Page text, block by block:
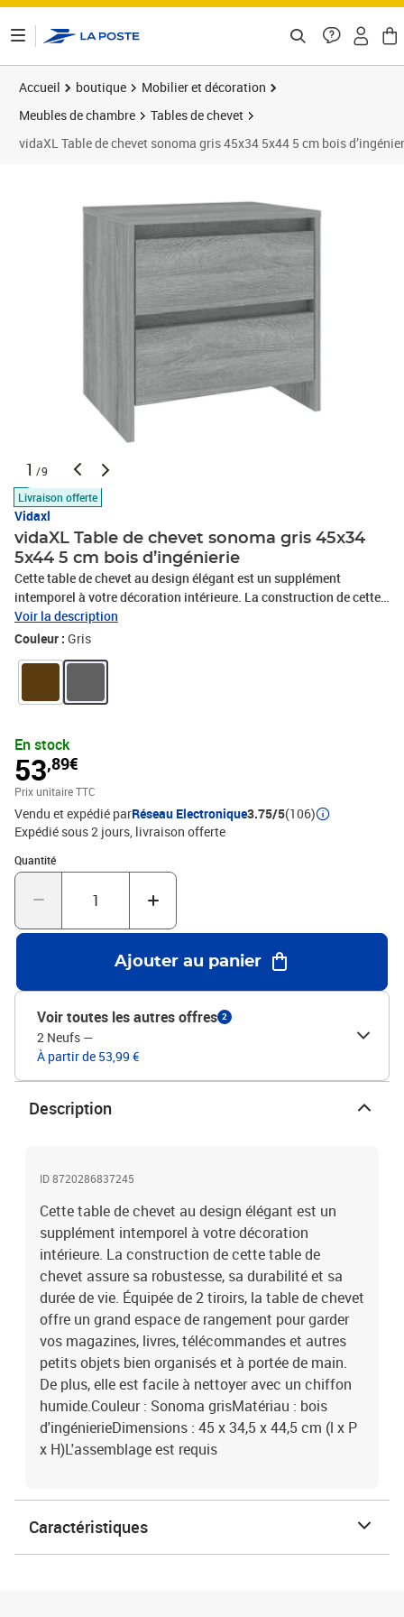
Accueil boutique
Mobilier et décoration
Meubles de chambre
Tables de chevet
vidaXL Table de chevet sonoma gris 45x34 5x44 5 cm bois
1 /9
Livraison offerte
Vidaxl
vidaXL Table de chevet sonoma gris 45x34
5x44 5 cm bois d’ingénierie
Cette table de chevet au design élégant est un supplément
intemporel à votre décoration intérieure. La construction de cette
table de chevet assure sa robustesse, sa durabilité et sa durée de
vie. Équipée de 2 tiroirs, la table de chevet offre un grand espace
grisMatériau : bois d'ingénierieDimensions : 45 x 34,5 x 44,5 cm (l
Voir la description
Couleur : Gris
En stock
53,89€
Prix unitaire TTC
Vendu et expédié parRéseau Electronique3.75/5(106)
Expédié sous 2 jours livraison offerte
Quantité
Quantité : 1
Ajouter au panier
Voir toutes les autres offres 2
2 Neufs —
À partir de 53,99 €
Description
ID 8720286837245
Cette table de chevet au design élégant est un
supplément intemporel à votre décoration
intérieure. La construction de cette table de
chevet assure sa robustesse, sa durabilité et sa
durée de vie. Équipée de 2 tiroirs, la table de chevet
offre un grand espace de rangement pour garder
vos magazines, livres, télécommandes et autres
petits objets bien organisés et à portée de main.
De plus, elle est facile à nettoyer avec un chiffon
humide.Couleur : Sonoma grisMatériau : bois
d'ingénierieDimensions : 45 x 34,5 x 44,5 cm (l x P
x H)L'assemblage est requis
Caractéristiques